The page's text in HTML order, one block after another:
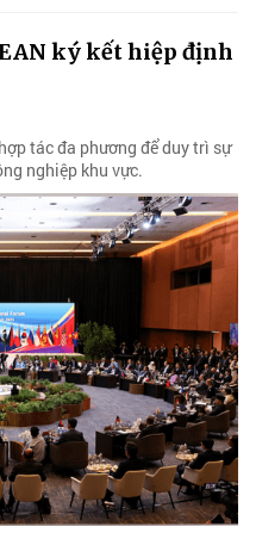
ký kết hiệp định
tác đa phương để duy trì sự
nghiệp khu vực.